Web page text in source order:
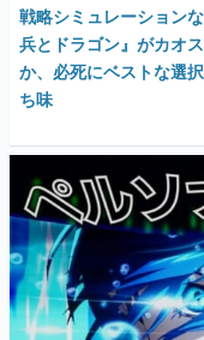
戦略シミュレーション
兵とドラゴン』がカオ
か、必死にベストな選
ち味